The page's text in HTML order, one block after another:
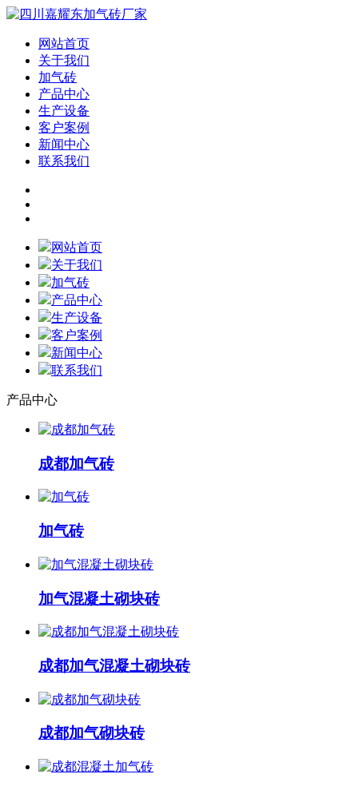
网站首页
关于我们
加气砖
产品中心
生产设备
客户案例
新闻中心
联系我们
网站首页
关于我们
加气砖
产品中心
生产设备
客户案例
新闻中心
联系我们
产品中心
成都加气砖
加气砖
加气混凝土砌块砖
成都加气混凝土砌块砖
成都加气砌块砖